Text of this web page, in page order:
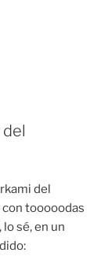
del
tooooodas
sé, en un